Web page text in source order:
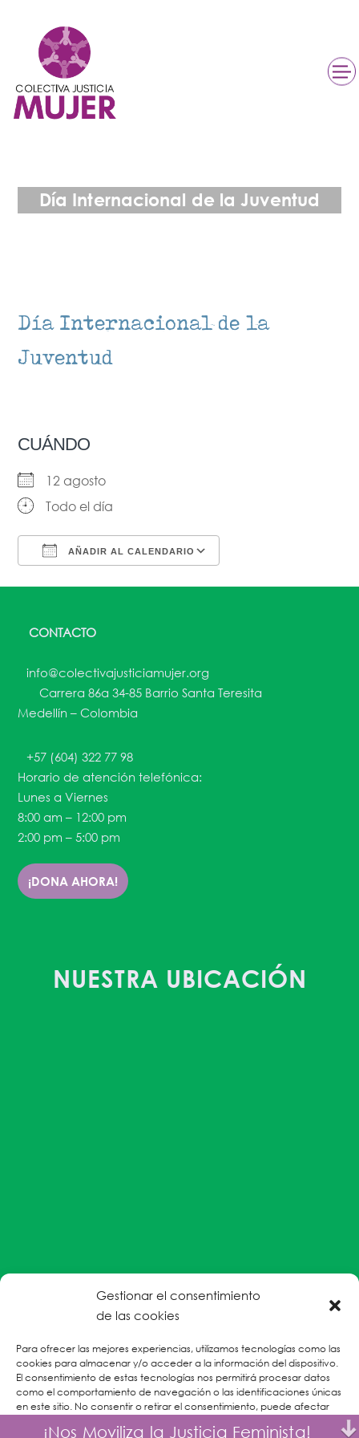
Gestionar el consentimiento
de las cookies
Para ofrecer las mejores experiencias, utilizamos tecnologías como las
cookies para almacenar y/o acceder a la información del dispositivo.
El consentimiento de estas tecnologías nos permitirá procesar datos
como el comportamiento de navegación o las identificaciones únicas
en este sitio. No consentir o retirar el consentimiento, puede afectar
Día Internacional de la Juventud​​
Día Internacional de la
Juventud​​
CUÁNDO
12 agosto
Todo el día
AÑADIR AL CALENDARIO
CONTACTO
info@colectivajusticiamujer.org
Carrera 86a 34-85 Barrio Santa Teresita
Medellín – Colombia
+57 (604) 322 77 98
Horario de atención telefónica:
Lunes a Viernes
8:00 am – 12:00 pm
2:00 pm – 5:00 pm
¡DONA AHORA!
NUESTRA UBICACIÓN
#EnColectiva estamos comprometidas con la
parte del personal humanitario hacia personas
refugiadas, migrantes desplazadas internas y/o
victimas sobrevivientes de Violencias Basadas en
Género.
¡Nos Moviliza la Justicia Feminista!